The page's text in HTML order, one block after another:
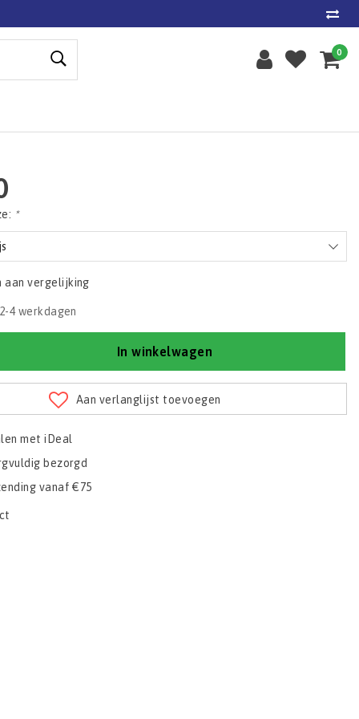
0
*
aan vergelijking
2-4 werkdagen
In winkelwagen
Aan verlanglijst toevoegen
met iDeal
bezorgd
vanaf €75